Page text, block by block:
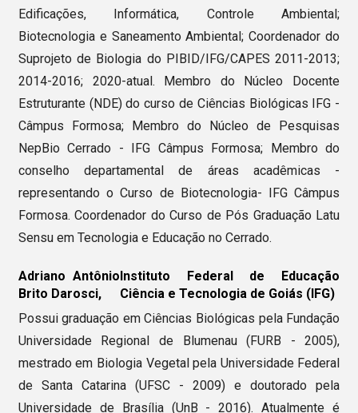
Edificações, Informática, Controle Ambiental;
Biotecnologia e Saneamento Ambiental; Coordenador do
Suprojeto de Biologia do PIBID/IFG/CAPES 2011-2013;
2014-2016; 2020-atual. Membro do Núcleo Docente
Estruturante (NDE) do curso de Ciências Biológicas IFG -
Câmpus Formosa; Membro do Núcleo de Pesquisas
NepBio Cerrado - IFG Câmpus Formosa; Membro do
conselho departamental de áreas acadêmicas -
representando o Curso de Biotecnologia- IFG Câmpus
Formosa. Coordenador do Curso de Pós Graduação Latu
Sensu em Tecnologia e Educação no Cerrado.
Adriano Antônio
Brito Darosci,
Instituto Federal de Educação
Ciência e Tecnologia de Goiás (IFG)
Possui graduação em Ciências Biológicas pela Fundação
Universidade Regional de Blumenau (FURB - 2005),
mestrado em Biologia Vegetal pela Universidade Federal
de Santa Catarina (UFSC - 2009) e doutorado pela
Universidade de Brasília (UnB - 2016). Atualmente é